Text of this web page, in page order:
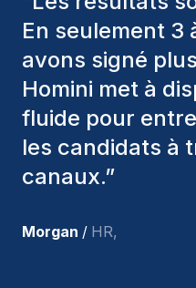
toujours pris en
divers critères
les bons
nous avons
parmi nous, et
suis très